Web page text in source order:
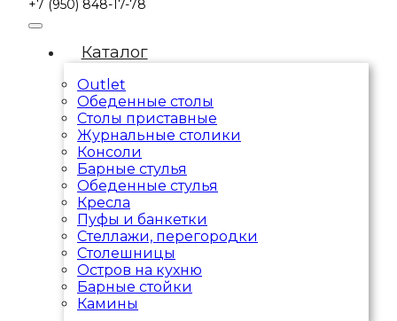
+7 (950) 848-17-78
Каталог
Outlet
Обеденные столы
Столы приставные
Журнальные столики
Консоли
Барные стулья
Обеденные стулья
Кресла
Пуфы и банкетки
Стеллажи, перегородки
Столешницы
Остров на кухню
Барные стойки
Камины